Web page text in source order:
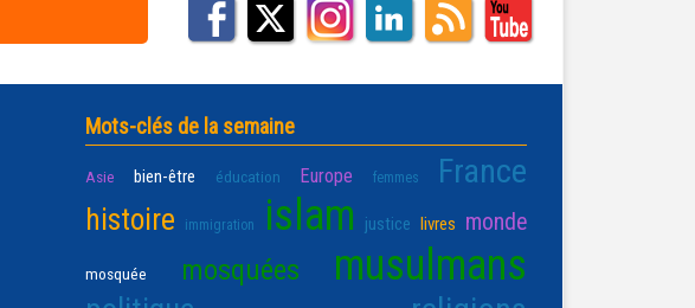
Mots-clés de la semaine
Asie bien-être éducation Europe femmes France
histoire immigration islam justice livres monde
mosquée mosquées musulmans